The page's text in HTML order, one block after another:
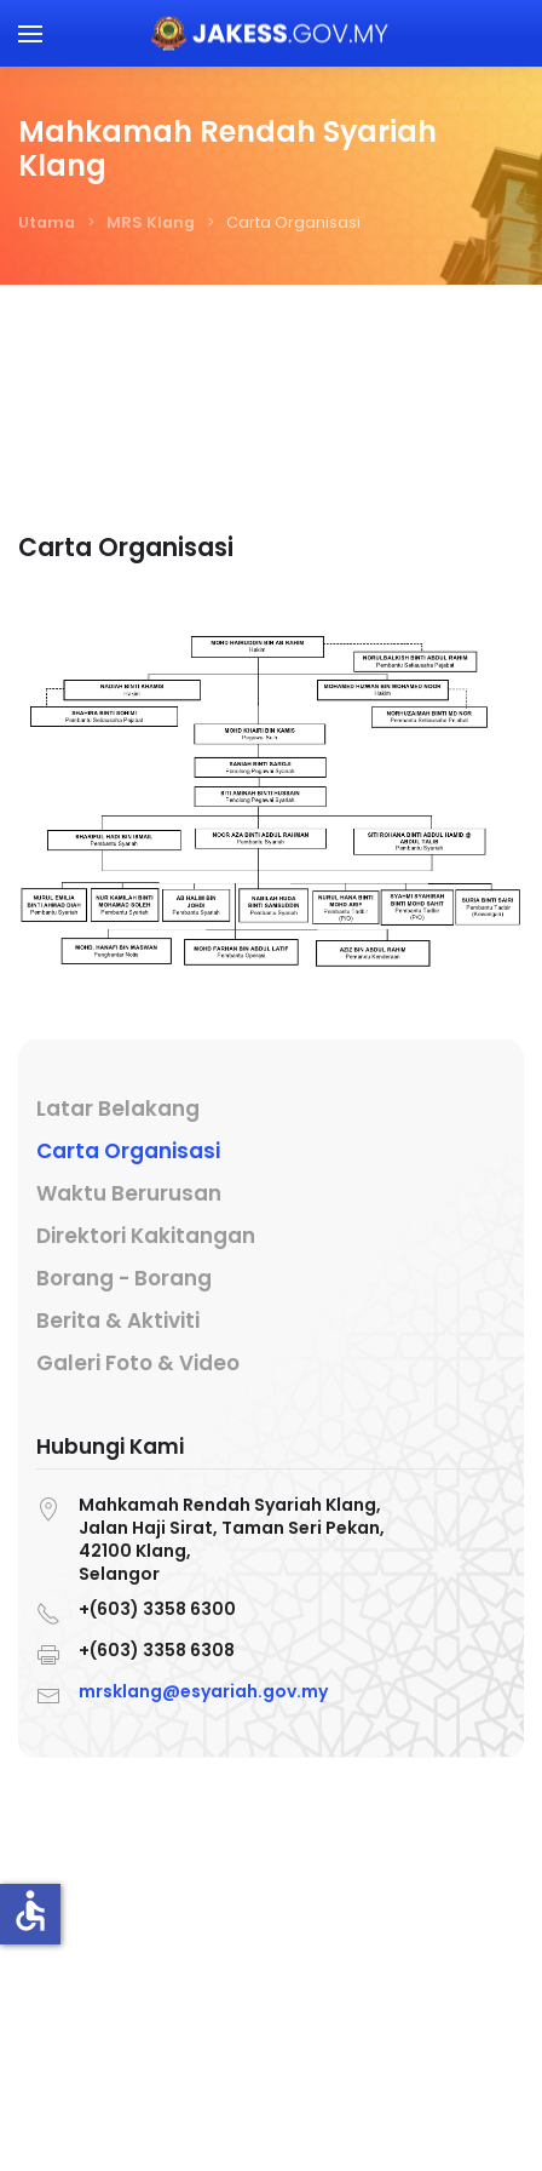
Skip to main content
Mahkamah Rendah Syariah
Klang
Utama MRS Klang Carta Organisasi
Carta Organisasi
Latar Belakang
Carta Organisasi
Waktu Berurusan
Direktori Kakitangan
Borang - Borang
Berita & Aktiviti
Galeri Foto & Video
Hubungi Kami
Mahkamah Rendah Syariah Klang,
Jalan Haji Sirat, Taman Seri Pekan,
42100 Klang,
Selangor
+(603) 3358 6300
+(603) 3358 6308
mrsklang@esyariah.gov.my
accessible